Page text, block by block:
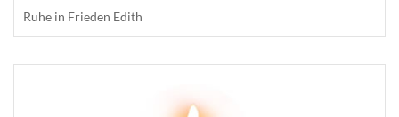
Ruhe in Frieden Edith